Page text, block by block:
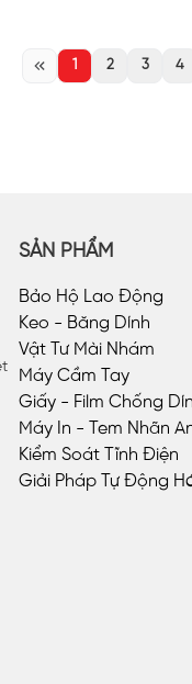
2 3 4
SẢN PHẨM
Bảo Hộ Lao Động
Keo - Băng Dính
Vật Tư Mài Nhám
Máy Cầm Tay
Giấy - Film Chống
Máy In - Tem Nhãn
Kiểm Soát Tĩnh Điện
Giải Pháp Tự Động